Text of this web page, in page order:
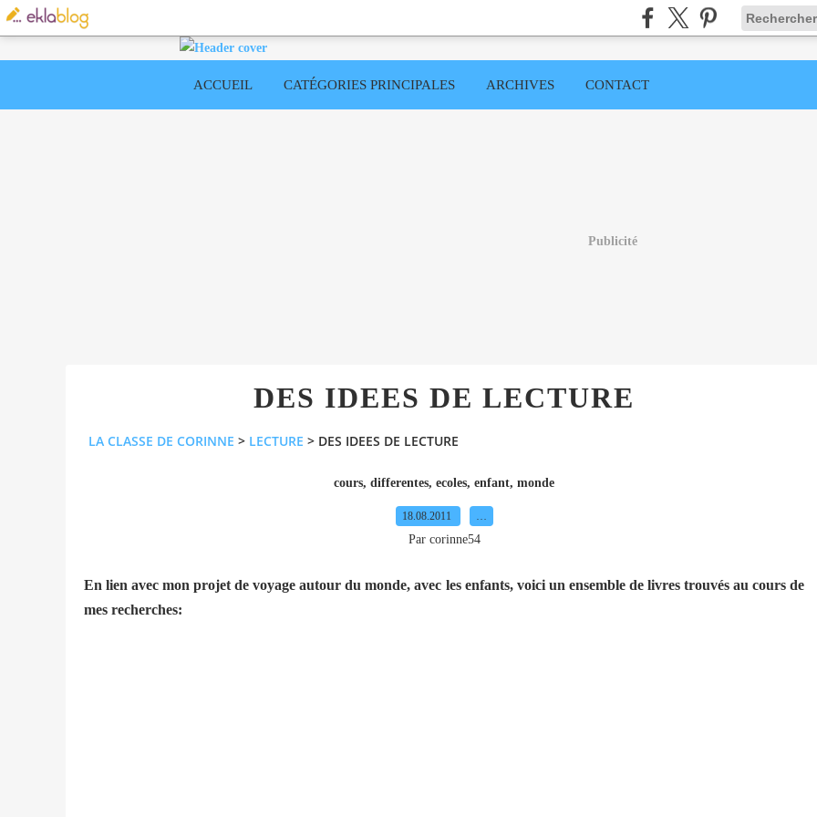
ACCUEIL CATÉGORIES PRINCIPALES ARCHIVES CONTACT
Publicité
DES IDEES DE LECTURE
LA CLASSE DE CORINNE > LECTURE > DES IDEES DE LECTURE
cours, differentes, ecoles, enfant, monde
18.08.2011
Par corinne54
En lien avec mon projet de voyage autour du monde, avec les enfants, voici un ensemble de livres trouvés au cours de
mes recherches: